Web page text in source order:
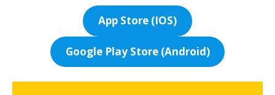
App Store (IOS)
Google Play Store (Android)